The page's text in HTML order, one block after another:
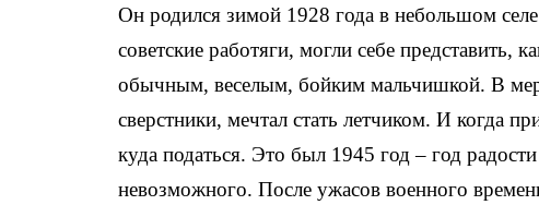
Он родился зимой 1928 года в небольшом
советские работяги, могли себе
обычным, веселым, бойким мальчишкой. В
сверстники, мечтал стать летчиком. И когда
куда податься. Это был 1945 год – год
невозможного. После ужасов военного